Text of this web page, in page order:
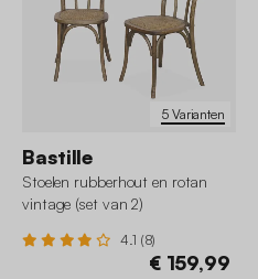
5 Varianten
Bastille
Stoelen rubberhout en rotan
vintage (set van 2)
4.1 (8)
€ 159,99